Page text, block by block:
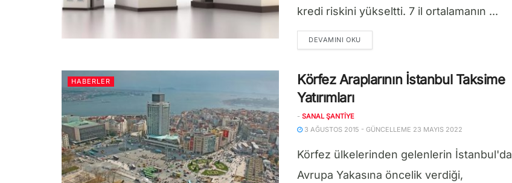
kredi riskini yükseltti. 7 il ortalamanın ...
DEVAMINI OKUDETAILS
HABERLER
Körfez Araplarının İstanbul Taksime
Yatırımları
- SANAL ŞANTIYE
3 AĞUSTOS 2015 - GÜNCELLEME 23 MAYIS 2022
Körfez ülkelerinden gelenlerin İstanbul'da
Avrupa Yakasına öncelik verdiği,